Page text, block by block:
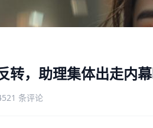
转，助理集体出走内
条评论